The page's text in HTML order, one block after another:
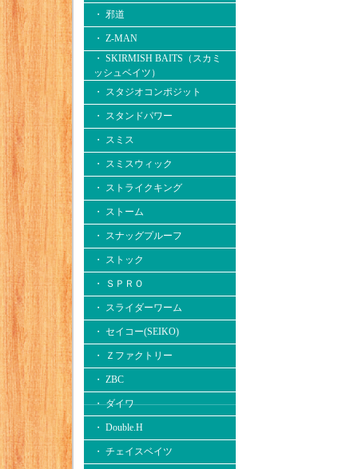
・ 邪道
・ Z-MAN
・ SKIRMISH BAITS（スカミ
ッシュベイツ）
・ スタジオコンポジット
・ スタンドパワー
・ スミス
・ スミスウィック
・ ストライクキング
・ ストーム
・ スナッグプルーフ
・ ストック
・ ＳＰＲＯ
・ スライダーワーム
・ セイコー(SEIKO)
・ Ｚファクトリー
・ ZBC
・ ダイワ
・ Double.H
・ チェイスベイツ